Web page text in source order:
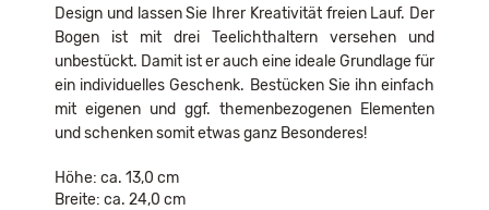
Design und lassen Sie Ihrer Kreativität freien Lauf. Der
Bogen ist mit drei Teelichthaltern versehen und
unbestückt. Damit ist er auch eine ideale Grundlage für
ein individuelles Geschenk. Bestücken Sie ihn einfach
mit eigenen und ggf. themenbezogenen Elementen
und schenken somit etwas ganz Besonderes!
Höhe: ca. 13,0 cm
Breite: ca. 24,0 cm